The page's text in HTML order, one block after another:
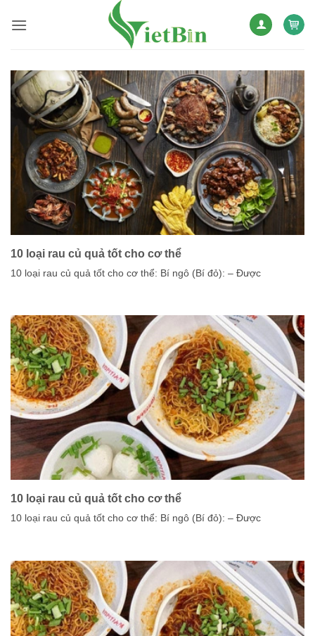
qua
10 loại rau củ quả tốt cho cơ thể
10 loại rau củ quả tốt cho cơ thể: Bí ngô (Bí đỏ): – Được
10 loại rau củ quả tốt cho cơ thể
10 loại rau củ quả tốt cho cơ thể: Bí ngô (Bí đỏ): – Được